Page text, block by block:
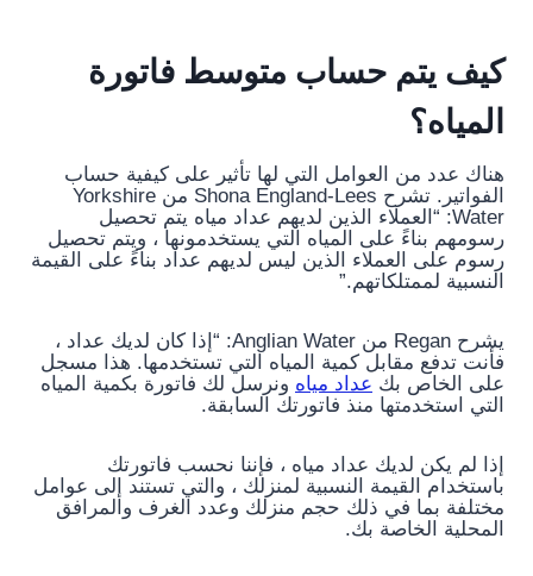
كيف يتم حساب متوسط ​​فاتورة
المياه؟
هناك عدد من العوامل التي لها تأثير على كيفية حساب
الفواتير. تشرح Shona England-Lees من Yorkshire
Water: “العملاء الذين لديهم عداد مياه يتم تحصيل
رسومهم بناءً على المياه التي يستخدمونها ، ويتم تحصيل
رسوم على العملاء الذين ليس لديهم عداد بناءً على القيمة
النسبية لممتلكاتهم.”
يشرح Regan من Anglian Water: “إذا كان لديك عداد ،
فأنت تدفع مقابل كمية المياه التي تستخدمها. هذا مسجل
على الخاص بك عداد مياه ونرسل لك فاتورة بكمية المياه
التي استخدمتها منذ فاتورتك السابقة.
إذا لم يكن لديك عداد مياه ، فإننا نحسب فاتورتك
باستخدام القيمة النسبية لمنزلك ، والتي تستند إلى عوامل
مختلفة بما في ذلك حجم منزلك وعدد الغرف والمرافق
المحلية الخاصة بك.